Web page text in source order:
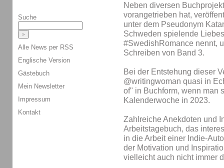
Neben diversen
vorangetrieben hat,
unter dem Pseudonym
Schweden spielende
#SwedishRomance nennt,
Schreiben von Band 3.
Bei der Entstehung dieser
@writingwoman quasi in
of" in Buchform, wenn man
Kalenderwoche in 2023.
Zahlreiche Anekdoten und
Arbeitstagebuch, das
in die Arbeit einer Indie-
der Motivation und
vielleicht auch nicht immer
Suche
Alle News per RSS
Englische Version
Gästebuch
Mein Newsletter
Impressum
Kontakt